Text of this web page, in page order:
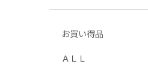
お買い得品
ＡＬＬ